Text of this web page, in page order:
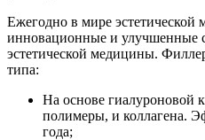
Ежегодно в мире эстетической
инновационные и улучшенные
эстетической медицины.
типа:
На основе гиалуроновой
полимеры, и коллагена.
года;